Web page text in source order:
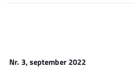
Nr. 3, september 2022